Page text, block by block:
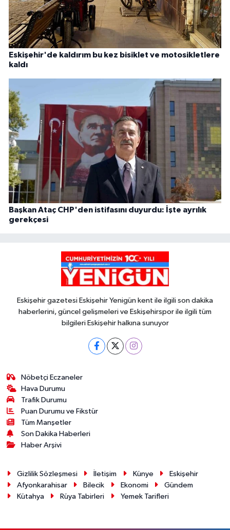
Eskişehir'de kaldırım bu kez bisiklet ve motosikletlere
kaldı
Başkan Ataç CHP'den istifasını duyurdu: İşte ayrılık
gerekçesi
Eskişehir gazetesi Eskişehir Yenigün kent ile ilgili son dakika
haberlerini, güncel gelişmeleri ve Eskişehirspor ile ilgili tüm
bilgileri Eskişehir halkına sunuyor
Nöbetçi Eczaneler
Hava Durumu
Trafik Durumu
Puan Durumu ve Fikstür
Tüm Manşetler
Son Dakika Haberleri
Haber Arşivi
Gizlilik Sözleşmesi İletişim Künye
Eskişehir
Afyonkarahisar
Bilecik Ekonomi
Gündem
Kütahya
Rüya Tabirleri Yemek Tarifleri